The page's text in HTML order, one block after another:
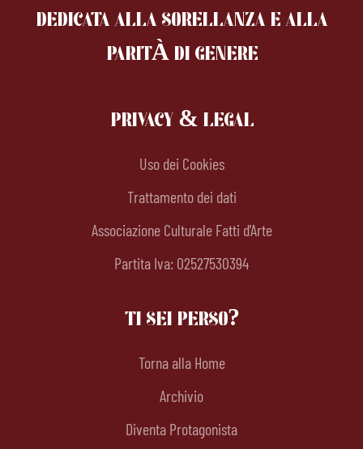
DEDICATA ALLA SORELLANZAE ALLA
PARITÀ DI GENERE
PRIVACY & LEGAL
Uso dei Cookies
Trattamento dei dati
Associazione Culturale Fatti d'Arte
Partita Iva: 02527530394
TI SEI PERSO?
Torna alla Home
Archivio
Diventa Protagonista